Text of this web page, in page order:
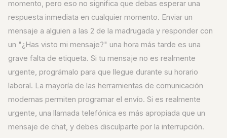
momento, pero eso no significa que debas esperar una
respuesta inmediata en cualquier momento. Enviar un
mensaje a alguien a las 2 de la madrugada y responder con
un "¿Has visto mi mensaje?" una hora más tarde es una
grave falta de etiqueta. Si tu mensaje no es realmente
urgente, prográmalo para que llegue durante su horario
laboral. La mayoría de las herramientas de comunicación
modernas permiten programar el envío. Si es realmente
urgente, una llamada telefónica es más apropiada que un
mensaje de chat, y debes disculparte por la interrupción.